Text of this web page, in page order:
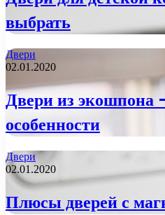
выбрать
Двери
02.01.2020
Двери из
особенности
Двери
02.01.2020
Плюсы дверей с